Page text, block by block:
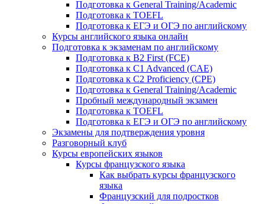
Подготовка к General Training/Academic
Подготовка к TOEFL
Подготовка к ЕГЭ и ОГЭ по английскому
Курсы английского языка онлайн
Подготовка к экзаменам по английскому
Подготовка к B2 First (FCE)
Подготовка к C1 Advanced (CAE)
Подготовка к C2 Proficiency (CPE)
Подготовка к General Training/Academic
Пробный международный экзамен
Подготовка к TOEFL
Подготовка к ЕГЭ и ОГЭ по английскому
Экзамены для подтверждения уровня
Разговорный клуб
Курсы европейских языков
Курсы французского языка
Как выбрать курсы французского
языка
Французский для подростков